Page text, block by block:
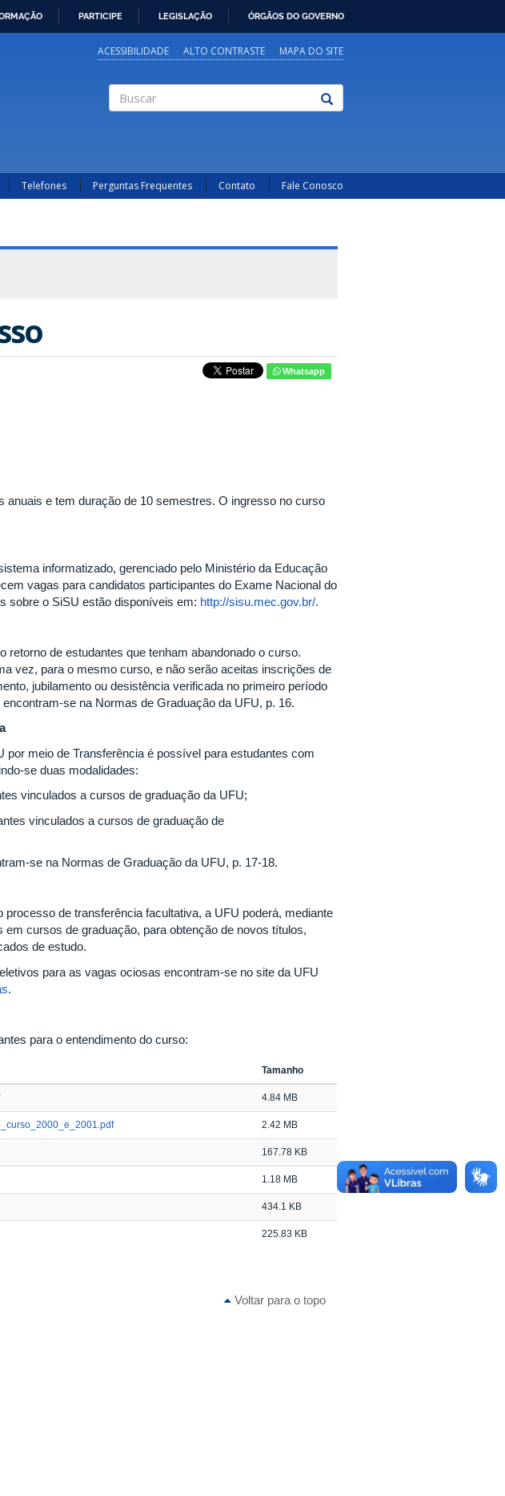
PARTICIPE LEGISLAÇÃO ÓRGÃOS DO GOVERNO
ACESSIBILIDADE ALTO CONTRASTE MAPA DO SITE
Telefones Perguntas Frequentes Contato Fale Conosco
Whatsapp
e tem duração de 10 semestres. O ingresso no curso
informatizado, gerenciado pelo Ministério da Educação
vagas para candidatos participantes do Exame Nacional do
sobre o SiSU estão disponíveis em: http://sisu.mec.gov.br/.
de estudantes que tenham abandonado o curso.
vez, para o mesmo curso, e não serão aceitas inscrições de
jubilamento ou desistência verificada no primeiro período
se na Normas de Graduação da UFU, p. 16.
meio de Transferência é possível para estudantes com
se duas modalidades:
vinculados a cursos de graduação da UFU;
vinculados a cursos de graduação de
se na Normas de Graduação da UFU, p. 17-18.
de transferência facultativa, a UFU poderá, mediante
cursos de graduação, para obtenção de novos títulos,
de estudo.
para as vagas ociosas encontram-se no site da UFU
.
para o entendimento do curso:
Tamanho
4.84 MB
2.42 MB
167.78 KB
1.18 MB
434.1 KB
225.83 KB
Voltar para o topo